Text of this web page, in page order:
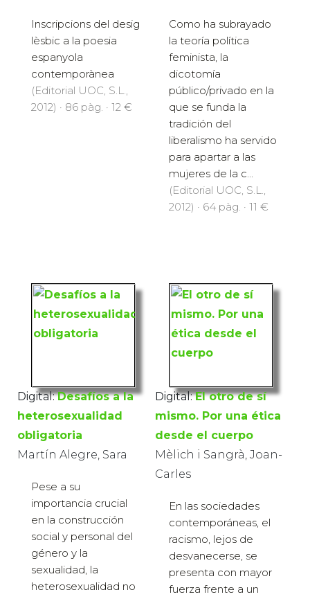
Inscripcions del desig
lèsbic a la poesia
espanyola
contemporànea
(Editorial UOC, S.L.,
2012) · 86 pàg. · 12 €
Como ha subrayado
la teoría política
feminista, la
dicotomía
público/privado en la
que se funda la
tradición del
liberalismo ha servido
para apartar a las
mujeres de la c...
(Editorial UOC, S.L.,
2012) · 64 pàg. · 11 €
Digital: Desafíos a la
heterosexualidad
obligatoria
Martín Alegre, Sara
Pese a su
importancia crucial
en la construcción
social y personal del
género y la
sexualidad, la
heterosexualidad no
Digital: El otro de sí
mismo. Por una ética
desde el cuerpo
Mèlich i Sangrà, Joan-
Carles
En las sociedades
contemporáneas, el
racismo, lejos de
desvanecerse, se
presenta con mayor
fuerza frente a un